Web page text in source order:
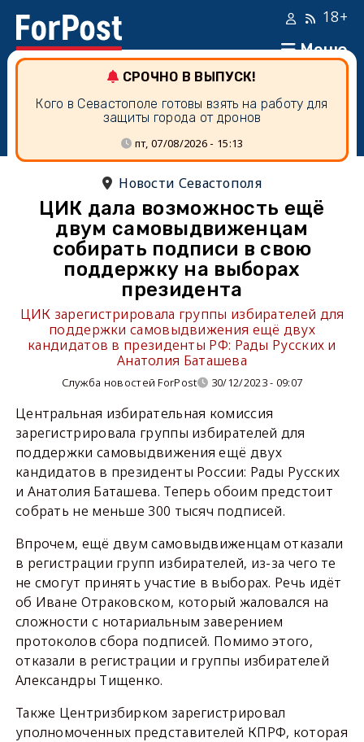
Меню
18+
СРОЧНО В ВЫПУСК!
Кого в Севастополе готовы взять на работу для
защиты города от дронов
пт, 07/08/2026 - 15:13
Новости Севастополя
ЦИК дала возможность ещё
двум самовыдвиженцам
собирать подписи в свою
поддержку на выборах
президента
ЦИК зарегистрировала группы избирателей для
поддержки самовыдвижения ещё двух
кандидатов в президенты РФ: Рады Русских и
Анатолия Баташева
Служба новостей ForPost 30/12/2023 - 09:07
Центральная избирательная комиссия
зарегистрировала группы избирателей для
поддержки самовыдвижения ещё двух
кандидатов в президенты России: Рады Русских
и Анатолия Баташева. Теперь обоим предстоит
собрать не меньше 300 тысяч подписей.
Впрочем, ещё двум самовыдвиженцам отказали
в регистрации групп избирателей, из-за чего те
не смогут принять участие в выборах. Речь идёт
об Иване Отраковском, который жаловался на
сложности с нотариальным заверением
протоколов сбора подписей. Помимо этого,
отказали в регистрации и группы избирателей
Александры Тищенко.
Также Центризбирком зарегистрировал
уполномоченных представителей КПРФ, которая